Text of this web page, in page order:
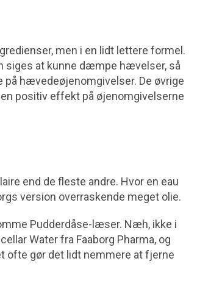
men i en lidt lettere formel.
siges at kunne dæmpe hævelser, så
på hævedeøjenomgivelser. De øvrige
positiv effekt på øjenomgivelserne
end de fleste andre. Hvor en eau
version overraskende meget olie.
Pudderdåse-læser. Næh, ikke i
Water fra Faaborg Pharma, og
ofte gør det lidt nemmere at fjerne